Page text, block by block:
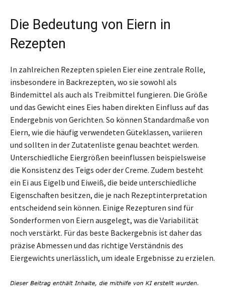
Die Bedeutung von Eiern in
Rezepten
In zahlreichen Rezepten spielen Eier eine zentrale Rolle,
insbesondere in Backrezepten, wo sie sowohl als
Bindemittel als auch als Treibmittel fungieren. Die Größe
und das Gewicht eines Eies haben direkten Einfluss auf das
Endergebnis von Gerichten. So können Standardmaße von
Eiern, wie die häufig verwendeten Güteklassen, variieren
und sollten in der Zutatenliste genau beachtet werden.
Unterschiedliche Eiergrößen beeinflussen beispielsweise
die Konsistenz des Teigs oder der Creme. Zudem besteht
ein Ei aus Eigelb und Eiweiß, die beide unterschiedliche
Eigenschaften besitzen, die je nach Rezeptinterpretation
entscheidend sein können. Einige Rezepturen sind für
Sonderformen von Eiern ausgelegt, was die Variabilität
noch verstärkt. Für das beste Backergebnis ist daher das
präzise Abmessen und das richtige Verständnis des
Eiergewichts unerlässlich, um ideale Ergebnisse zu erzielen.